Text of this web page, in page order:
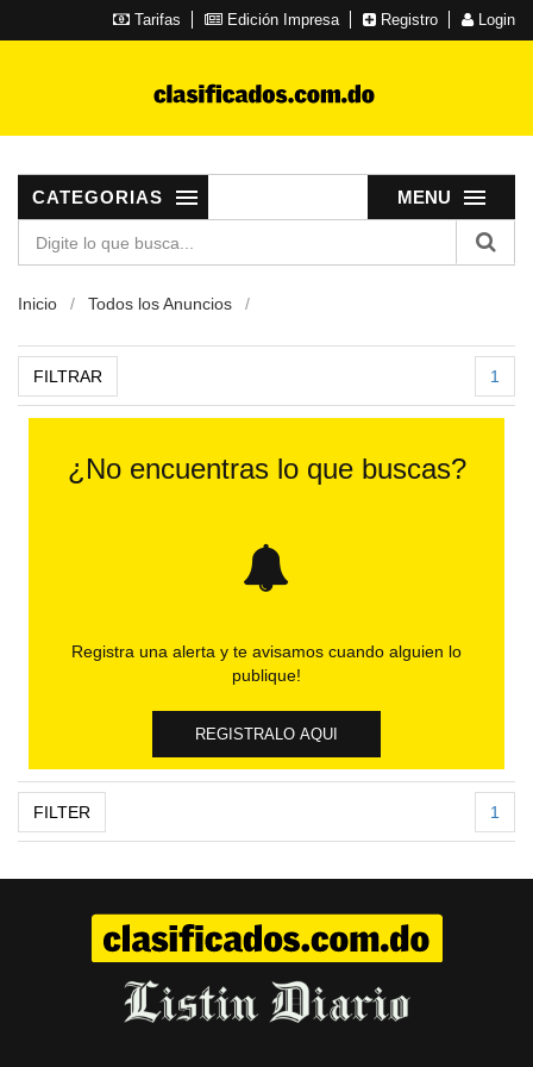
Tarifas Edición Impresa Registro Login
MENU
CATEGORIAS
Inicio Todos los Anuncios
FILTRAR 1
¿No encuentras lo que buscas?
Registra una alerta y te avisamos cuando alguien lo
publique!
REGISTRALO AQUI
FILTER 1